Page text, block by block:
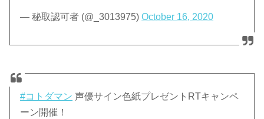
— 秘取認可者 (@_3013975)October 16, 2020
#コトダマン 声優サイン色紙プレゼントRTキャンペ
ーン開催！